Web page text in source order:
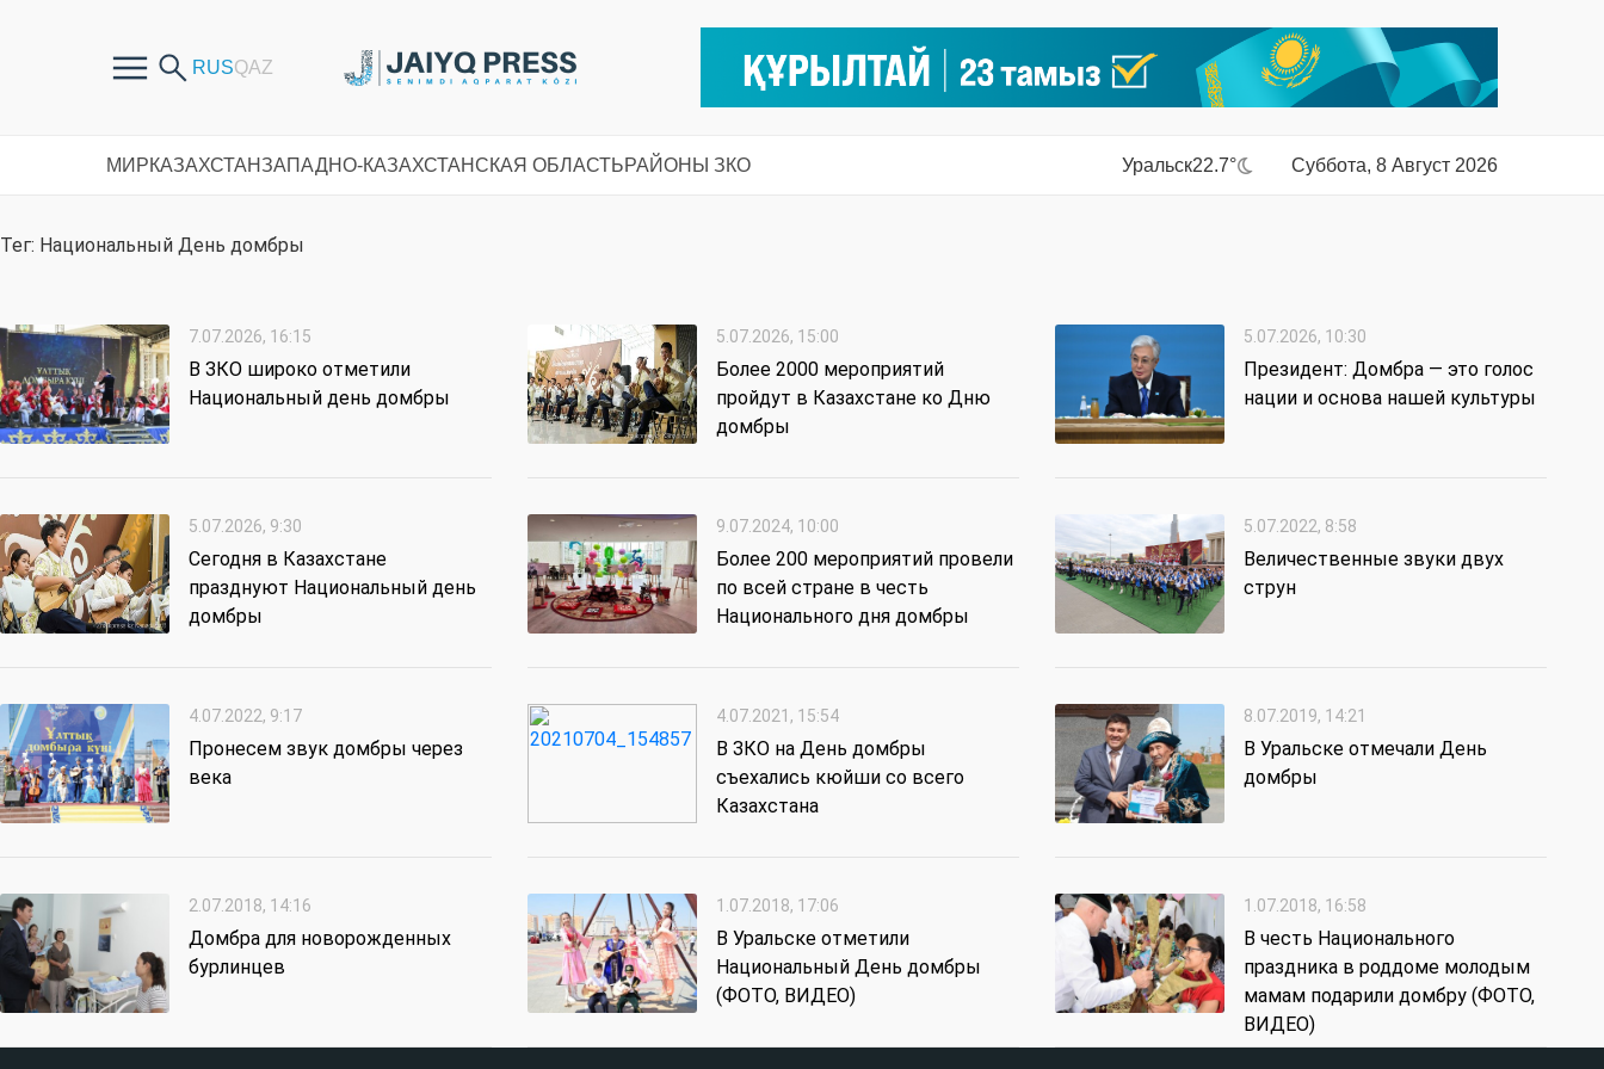
МИРКАЗАХСТАНЗАПАДНО-КАЗАХСТАНСКАЯ ОБЛАСТЬРАЙОНЫ ЗКО Уральск22.7° Суббота, 8 Август 2026
Тег: Национальный День домбры
7.07.2026, 16:15
В ЗКО широко отметили
Национальный день домбры
5.07.2026, 15:00
Более 2000 мероприятий
пройдут в Казахстане ко Дню
домбры
5.07.2026, 10:30
Президент: Домбра — это голос
нации и основа нашей культуры
5.07.2026, 9:30
Сегодня в Казахстане
празднуют Национальный день
домбры
9.07.2024, 10:00
Более 200 мероприятий провели
по всей стране в честь
Национального дня домбры
5.07.2022, 8:58
Величественные звуки двух
струн
4.07.2022, 9:17
Пронесем звук домбры через
века
4.07.2021, 15:54
В ЗКО на День домбры
съехались кюйши со всего
Казахстана
8.07.2019, 14:21
В Уральске отмечали День
домбры
2.07.2018, 14:16
Домбра для новорожденных
бурлинцев
1.07.2018, 17:06
В Уральске отметили
Национальный День домбры
(ФОТО, ВИДЕО)
1.07.2018, 16:58
В честь Национального
праздника в роддоме молодым
мамам подарили домбру (ФОТО,
ВИДЕО)